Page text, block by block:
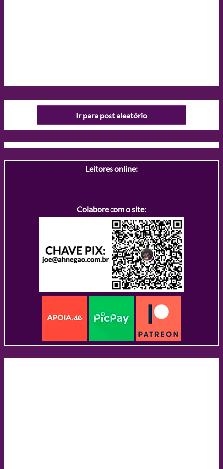
Ir para post aleatório
Leitores online:
Colabore com o site: